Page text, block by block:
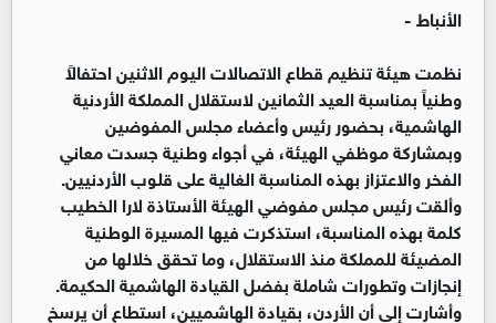
الأنباط -
نظمت هيئة تنظيم قطاع الاتصالات اليوم الاثنين احتفالاً
وطنياً بمناسبة العيد الثمانين لاستقلال المملكة الأردنية
الهاشمية، بحضور رئيس وأعضاء مجلس المفوضين
وبمشاركة موظفي الهيئة، في أجواء وطنية جسدت معاني
الفخر والاعتزاز بهذه المناسبة الغالية على قلوب الأردنيين.
وألقت رئيس مجلس مفوضي الهيئة الأستاذة لارا الخطيب
كلمة بهذه المناسبة، استذكرت فيها المسيرة الوطنية
المضيئة للمملكة منذ الاستقلال، وما تحقق خلالها من
إنجازات وتطورات شاملة بفضل القيادة الهاشمية الحكيمة.
وأشارت إلى أن الأردن، بقيادة الهاشميين، استطاع أن يرسخ